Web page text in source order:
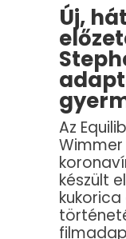
Új,
Az
készült